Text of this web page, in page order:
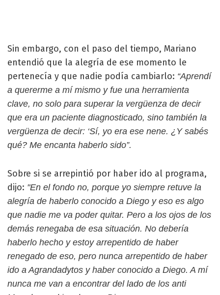
Sin embargo, con el paso del tiempo, Mariano
entendió que la alegría de ese momento le
pertenecía y que nadie podía cambiarlo: “Aprendí
a quererme a mí mismo y fue una herramienta
clave, no solo para superar la vergüenza de decir
que era un paciente diagnosticado, sino también la
vergüenza de decir: ‘Sí, yo era ese nene. ¿Y sabés
qué? Me encanta haberlo sido”.
Sobre si se arrepintió por haber ido al programa,
dijo: "En el fondo no, porque yo siempre retuve la
alegría de haberlo conocido a Diego y eso es algo
que nadie me va poder quitar. Pero a los ojos de los
demás renegaba de esa situación. No debería
haberlo hecho y estoy arrepentido de haber
renegado de eso, pero nunca arrepentido de haber
ido a Agrandadytos y haber conocido a Diego. A mí
nunca me van a encontrar del lado de los anti